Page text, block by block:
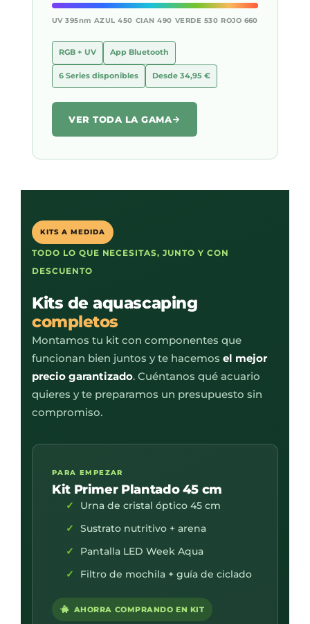
UV 395nm AZUL 450 CIAN 490 VERDE 530 ROJO 660
RGB + UV App Bluetooth
6 Series disponibles Desde 34,95 €
VER TODA LA GAMA
KITS A MEDIDA
TODO LO QUE NECESITAS, JUNTO Y CON
DESCUENTO
Kits de aquascaping
completos
Montamos tu kit con componentes que
funcionan bien juntos y te hacemos el mejor
precio garantizado. Cuéntanos qué acuario
quieres y te preparamos un presupuesto sin
compromiso.
PARA EMPEZAR
Kit Primer Plantado 45 cm
Urna de cristal óptico 45 cm
Sustrato nutritivo + arena
Pantalla LED Week Aqua
Filtro de mochila + guía de ciclado
AHORRA COMPRANDO EN KIT